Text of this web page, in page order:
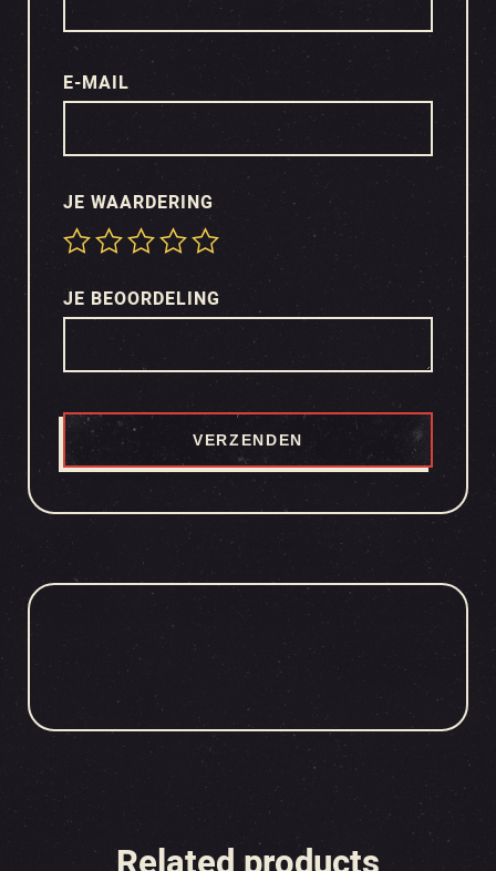
JE WAARDERING
JE BEOORDELING
E-MAIL